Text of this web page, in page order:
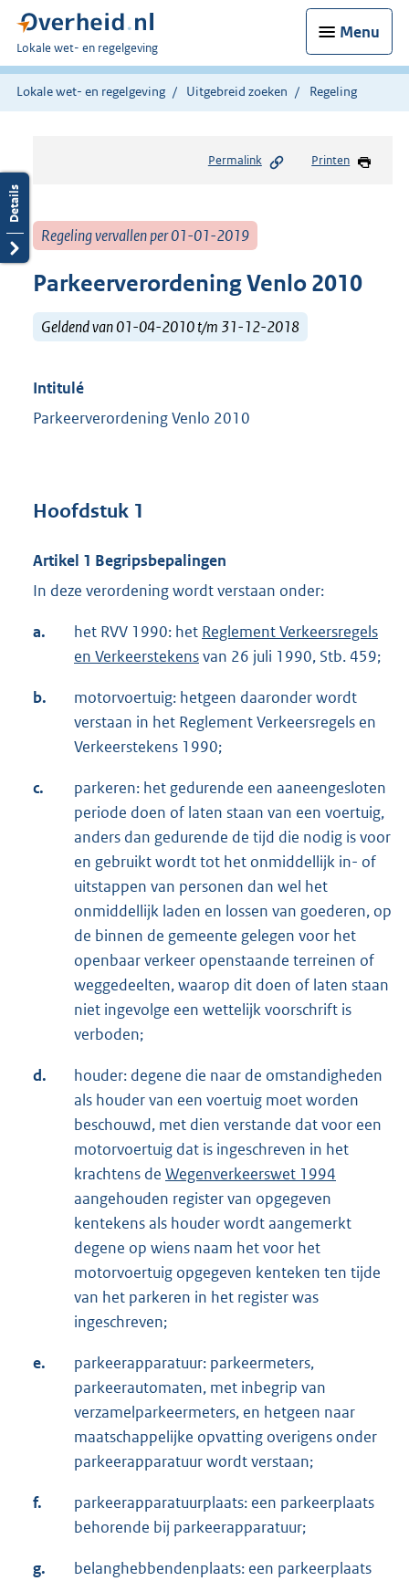
Menu
U
bent
hier:
Lokale wet- en regelgeving
Lokale wet- en regelgeving Uitgebreid zoeken Regeling
Permalink Printen
Regeling vervallen per 01-01-2019
Parkeerverordening Venlo 2010
Geldend van 01-04-2010 t/m 31-12-2018
Intitulé
Parkeerverordening Venlo 2010
Hoofdstuk 1
Artikel 1 Begripsbepalingen
In deze verordening wordt verstaan onder:
a. het RVV 1990: het Reglement Verkeersregels
en Verkeerstekensvan 26 juli 1990, Stb. 459;
b.
motorvoertuig: hetgeen daaronder wordt
verstaan in het Reglement Verkeersregels en
Verkeerstekens 1990;
c.
parkeren: het gedurende een aaneengesloten
periode doen of laten staan van een voertuig,
anders dan gedurende de tijd die nodig is voor
en gebruikt wordt tot het onmiddellijk in- of
uitstappen van personen dan wel het
onmiddellijk laden en lossen van goederen, op
de binnen de gemeente gelegen voor het
openbaar verkeer openstaande terreinen of
weggedeelten, waarop dit doen of laten staan
niet ingevolge een wettelijk voorschrift is
verboden;
d.
houder: degene die naar de omstandigheden
als houder van een voertuig moet worden
beschouwd, met dien verstande dat voor een
motorvoertuig dat is ingeschreven in het
krachtens de Wegenverkeerswet 1994
aangehouden register van opgegeven
kentekens als houder wordt aangemerkt
degene op wiens naam het voor het
motorvoertuig opgegeven kenteken ten tijde
van het parkeren in het register was
ingeschreven;
e.
parkeerapparatuur: parkeermeters,
parkeerautomaten, met inbegrip van
verzamelparkeermeters, en hetgeen naar
maatschappelijke opvatting overigens onder
parkeerapparatuur wordt verstaan;
f.
parkeerapparatuurplaats: een parkeerplaats
behorende bij parkeerapparatuur;
g.
belanghebbendenplaats: een parkeerplaats